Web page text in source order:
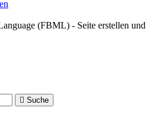
(FBML) - Seite erstellen und
Suche